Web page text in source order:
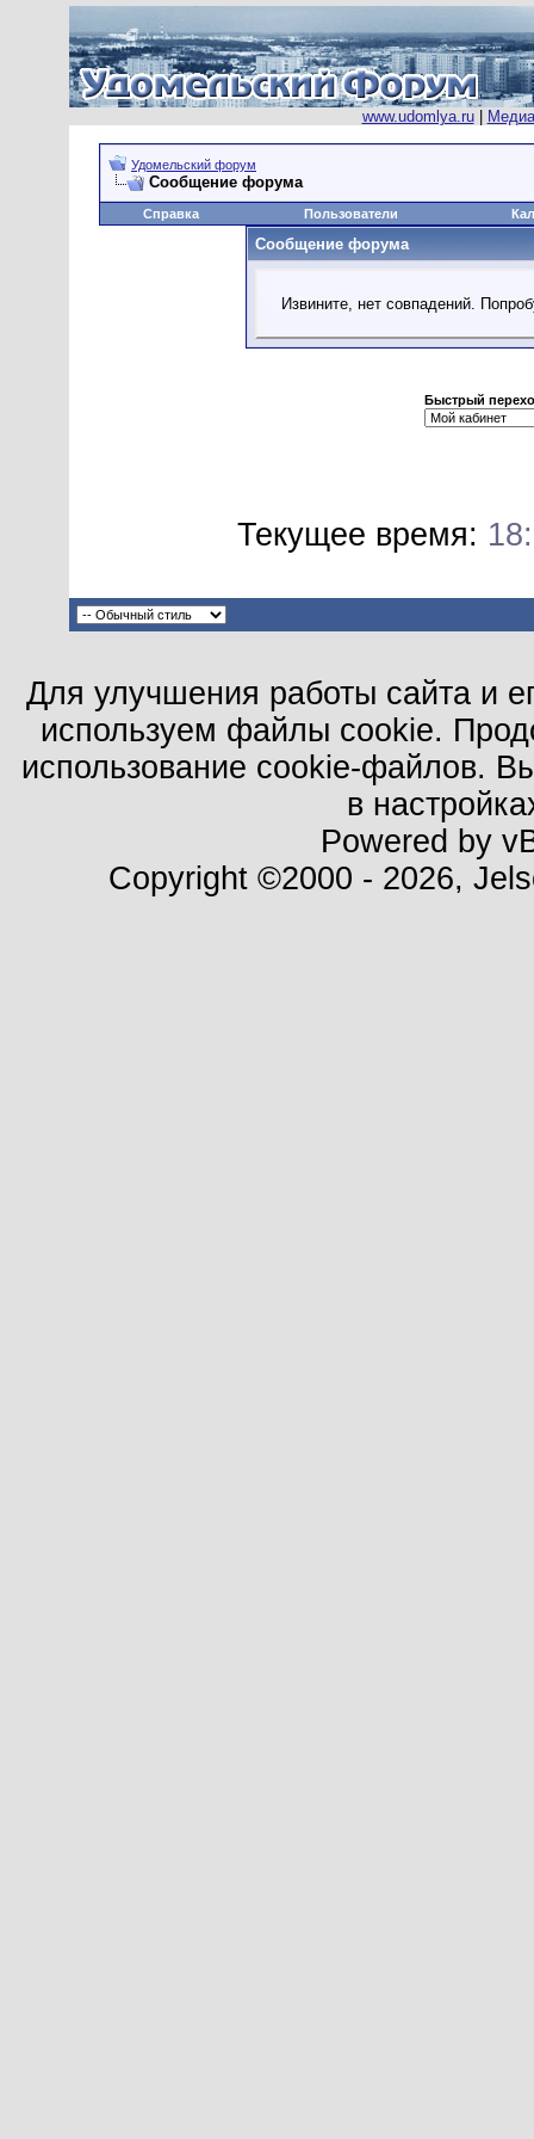
www.udomlya.ru|
Удомельский форум
Сообщение форума
Справка Пользователи
Сообщение форума
Извините, нет совпадений.
Быстрый
Текущее время:
Для улучшения работы сайта и
используем файлы cookie.
использование cookie-файлов.
в
Powered by
Copyright ©2000 - 2026,